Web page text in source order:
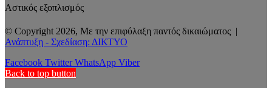
Αστικός εξοπλισμός
© Copyright 2026, Με την επιφύλαξη παντός δικαιώματος |
Ανάπτυξη - Σχεδίαση: ΔΙΚΤΥΟ
Facebook Twitter WhatsApp Viber
Back to top button